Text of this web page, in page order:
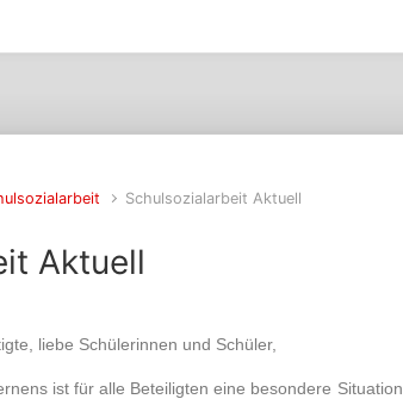
Schulsozialarbeit Aktuell
Aktuell
liebe Schülerinnen und Schüler,
ist für alle Beteiligten eine besondere Situation.